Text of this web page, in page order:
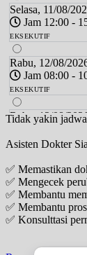
Selasa, 11/08/
Jam 12:00 -
EKSEKUTIF
Rabu, 12/08/
Jam 08:00 -
EKSEKUTIF
Rabu, 12/08/
Jam 16:00 -
BPJS
Kamis, 13/08/
Jam 09:00 -
BPJS
Kamis, 13/08/
EKSEKUTIF
Tidak yakin
Asisten Dokter
✅ Memastikan
✅ Mengecek
✅ Membantu
✅ Membantu
✅ Konsulttasi